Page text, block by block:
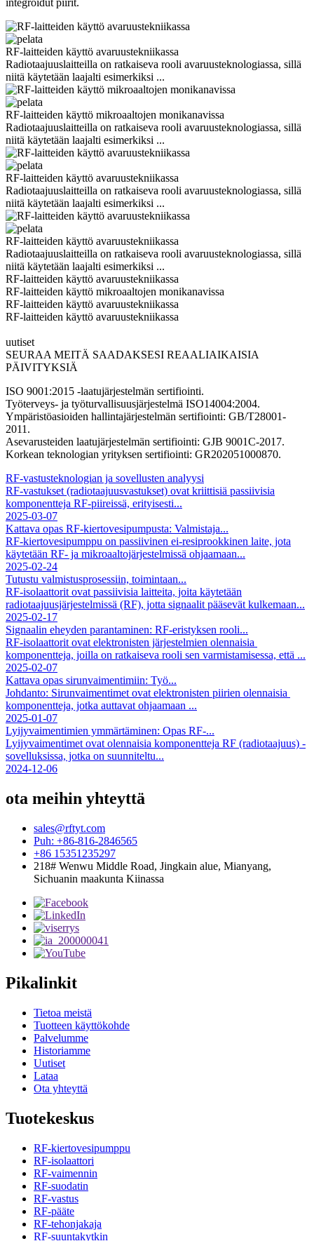
integroidut piirit.
RF-laitteiden käyttö avaruustekniikassa
Radiotaajuuslaitteilla on ratkaiseva rooli avaruusteknologiassa, sillä
niitä käytetään laajalti esimerkiksi ...
RF-laitteiden käyttö mikroaaltojen monikanavissa
Radiotaajuuslaitteilla on ratkaiseva rooli avaruusteknologiassa, sillä
niitä käytetään laajalti esimerkiksi ...
RF-laitteiden käyttö avaruustekniikassa
Radiotaajuuslaitteilla on ratkaiseva rooli avaruusteknologiassa, sillä
niitä käytetään laajalti esimerkiksi ...
RF-laitteiden käyttö avaruustekniikassa
Radiotaajuuslaitteilla on ratkaiseva rooli avaruusteknologiassa, sillä
niitä käytetään laajalti esimerkiksi ...
RF-laitteiden käyttö avaruustekniikassa
RF-laitteiden käyttö mikroaaltojen monikanavissa
RF-laitteiden käyttö avaruustekniikassa
RF-laitteiden käyttö avaruustekniikassa
uutiset
SEURAA MEITÄ SAADAKSESI REAALIAIKAISIA
PÄIVITYKSIÄ
ISO 9001:2015 -laatujärjestelmän sertifiointi.
Työterveys- ja työturvallisuusjärjestelmä ISO14004:2004.
Ympäristöasioiden hallintajärjestelmän sertifiointi: GB/T28001-
2011.
Asevarusteiden laatujärjestelmän sertifiointi: GJB 9001C-2017.
Korkean teknologian yrityksen sertifiointi: GR202051000870.
RF-vastusteknologian ja sovellusten analyysi
RF-vastukset (radiotaajuusvastukset) ovat kriittisiä passiivisia
komponentteja RF-piireissä, erityisesti...
2025-03-07
Kattava opas RF-kiertovesipumpusta: Valmistaja...
RF-kiertovesipumppu on passiivinen ei-resiprookkinen laite, jota
käytetään RF- ja mikroaaltojärjestelmissä ohjaamaan...
2025-02-24
Tutustu valmistusprosessiin, toimintaan...
RF-isolaattorit ovat passiivisia laitteita, joita käytetään
radiotaajuusjärjestelmissä (RF), jotta signaalit pääsevät kulkemaan...
2025-02-17
Signaalin eheyden parantaminen: RF-eristyksen rooli...
RF-isolaattorit ovat elektronisten järjestelmien olennaisia ​​
komponentteja, joilla on ratkaiseva rooli sen varmistamisessa, että ...
2025-02-07
Kattava opas sirunvaimentimiin: Työ...
Johdanto: Sirunvaimentimet ovat elektronisten piirien olennaisia ​​
komponentteja, jotka auttavat ohjaamaan ...
2025-01-07
Lyijyvaimentimien ymmärtäminen: Opas RF-...
Lyijyvaimentimet ovat olennaisia ​​komponentteja RF (radiotaajuus) -
sovelluksissa, jotka on suunniteltu...
2024-12-06
ota meihin yhteyttä
sales@rftyt.com
Puh: +86-816-2846565
+86 15351235297
218# Wenwu Middle Road, Jingkain alue, Mianyang,
Sichuanin maakunta Kiinassa
Pikalinkit
Tietoa meistä
Tuotteen käyttökohde
Palvelumme
Historiamme
Uutiset
Lataa
Ota yhteyttä
Tuotekeskus
RF-kiertovesipumppu
RF-isolaattori
RF-vaimennin
RF-suodatin
RF-vastus
RF-pääte
RF-tehonjakaja
RF-suuntakytkin